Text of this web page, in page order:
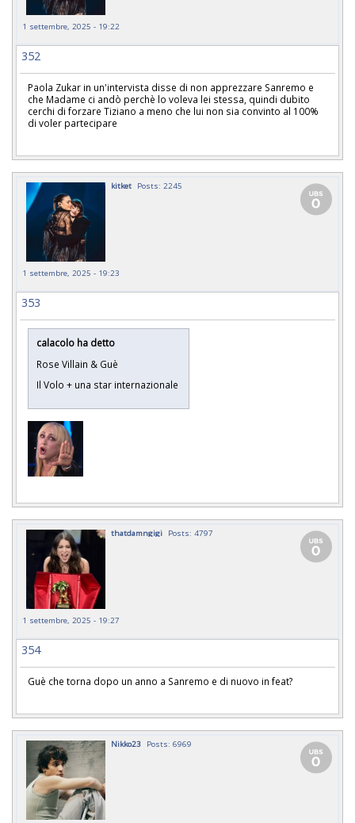
1 settembre, 2025 - 19:22
352
Paola Zukar in un'intervista disse di non apprezzare Sanremo e
che Madame ci andò perchè lo voleva lei stessa, quindi dubito
cerchi di forzare Tiziano a meno che lui non sia convinto al 100%
di voler partecipare
kitket Posts: 2245
1 settembre, 2025 - 19:23
353
calacolo ha detto
Rose Villain & Guè
Il Volo + una star internazionale
thatdamngigi Posts: 4797
1 settembre, 2025 - 19:27
354
Guè che torna dopo un anno a Sanremo e di nuovo in feat?
Nikko23 Posts: 6969